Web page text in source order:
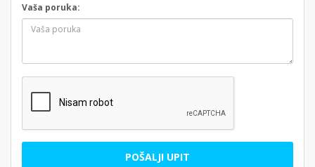
Vaša poruka:
POŠALJI UPIT